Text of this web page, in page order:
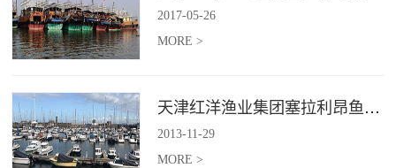
2017-05-26
MORE >
天津红洋渔业集团塞拉利昂鱼粉项目
2013-11-29
MORE >